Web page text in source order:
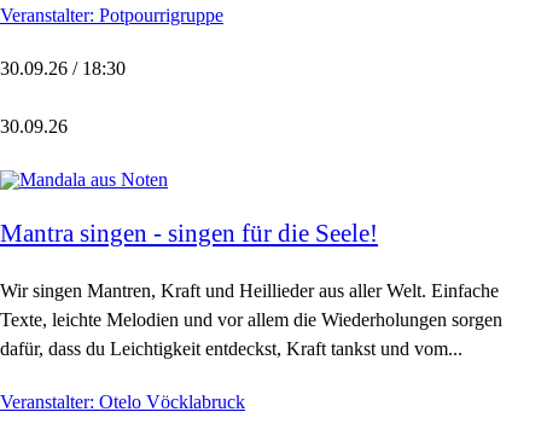
Veranstalter: Potpourrigruppe
30.09.26 / 18:30
30.09.26
Mantra singen - singen für die Seele!
Wir singen Mantren, Kraft und Heillieder aus aller Welt. Einfache
Texte, leichte Melodien und vor allem die Wiederholungen sorgen
dafür, dass du Leichtigkeit entdeckst, Kraft tankst und vom...
Veranstalter: Otelo Vöcklabruck